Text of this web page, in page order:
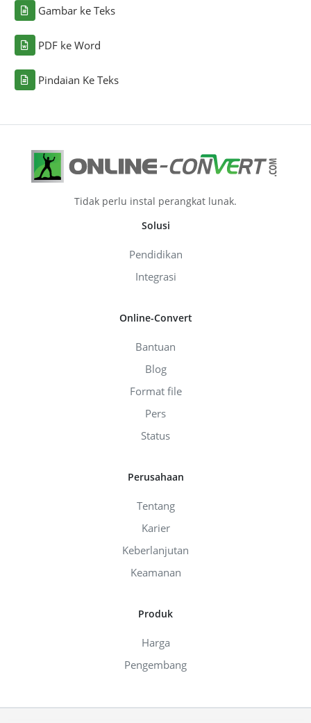
Gambar ke Teks
PDF ke Word
Pindaian Ke Teks
Tidak perlu instal perangkat lunak.
Solusi
Pendidikan
Integrasi
Online-Convert
Bantuan
Blog
Format file
Pers
Status
Perusahaan
Tentang
Karier
Keberlanjutan
Keamanan
Produk
Harga
Pengembang